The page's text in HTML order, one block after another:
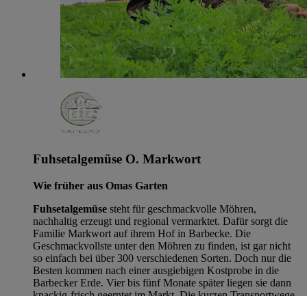
Fuhsetalgemüse O. Markwort
Wie früher aus Omas Garten
Fuhsetalgemüse steht für geschmackvolle Möhren,
nachhaltig erzeugt und regional vermarktet. Dafür sorgt die
Familie Markwort auf ihrem Hof in Barbecke. Die
Geschmackvollste unter den Möhren zu finden, ist gar nicht
so einfach bei über 300 verschiedenen Sorten. Doch nur die
Besten kommen nach einer ausgiebigen Kostprobe in die
Barbecker Erde. Vier bis fünf Monate später liegen sie dann